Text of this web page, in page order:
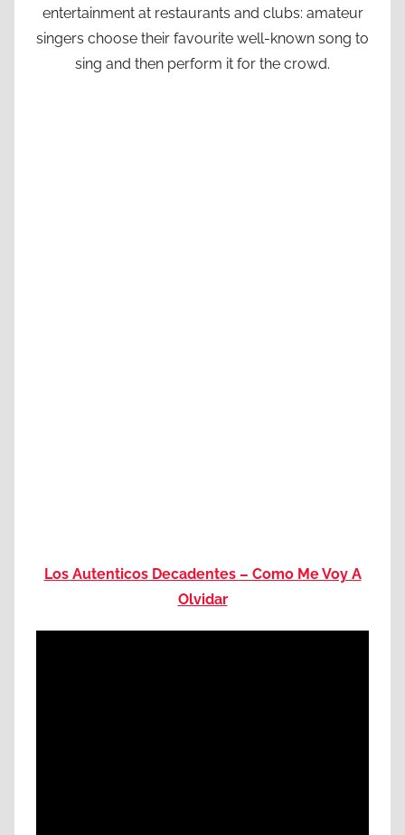
entertainment at restaurants and clubs: amateur
singers choose their favourite well-known song to
sing and then perform it for the crowd.
Los Autenticos Decadentes – Como Me Voy A
Olvidar